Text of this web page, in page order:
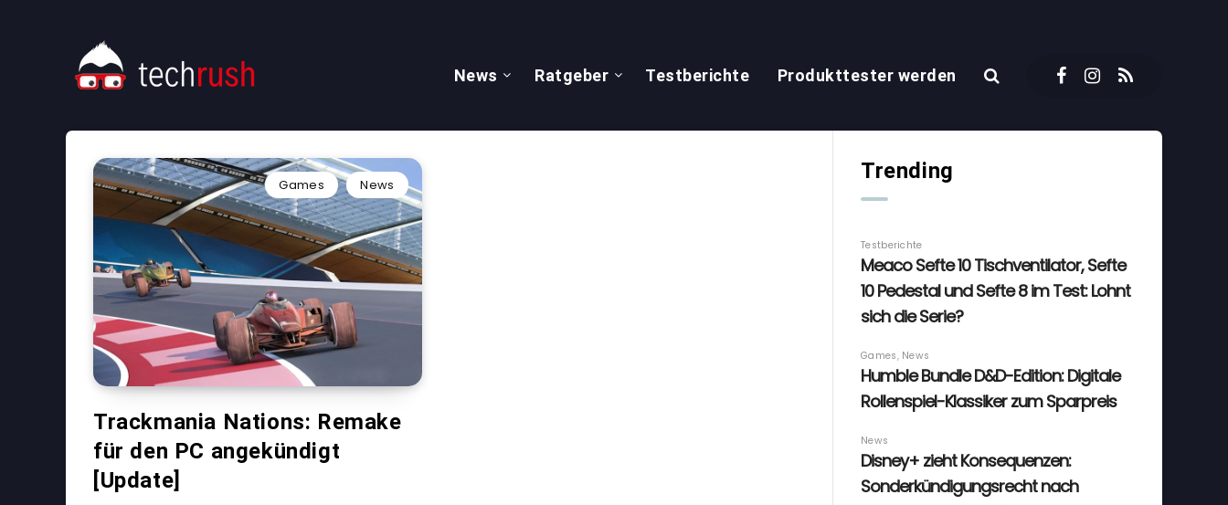
News Ratgeber Testberichte Produkttester werden
Games News
Trackmania Nations: Remake
für den PC angekündigt
[Update]
Trending